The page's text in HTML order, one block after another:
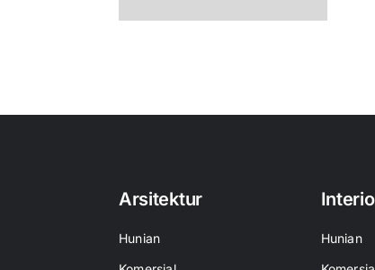
Arsitektur
Hunian
Hunian